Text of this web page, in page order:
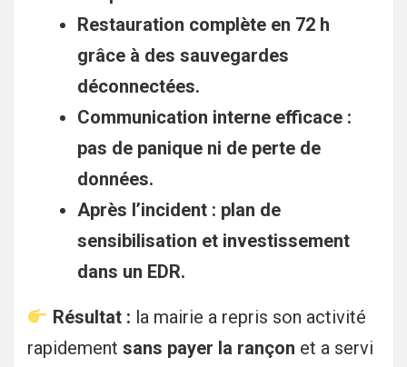
Restauration complète en 72 h
grâce à des sauvegardes
déconnectées.
Communication interne efficace :
pas de panique ni de perte de
données.
Après l’incident : plan de
sensibilisation et investissement
dans un EDR.
Résultat : la mairie a repris son activité
rapidement sans payer la rançon et a servi